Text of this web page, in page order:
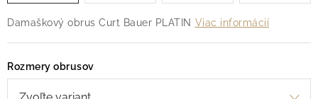
Damaškový obrus Curt Bauer PLATIN Viac informácií
Rozmery obrusov